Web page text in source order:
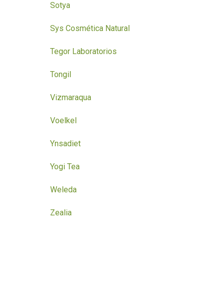
Sotya
Sys Cosmética Natural
Tegor Laboratorios
Tongil
Vizmaraqua
Voelkel
Ynsadiet
Yogi Tea
Weleda
Zealia